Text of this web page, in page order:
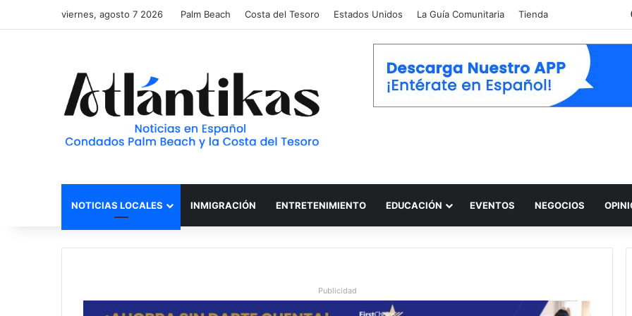
viernes, agosto 7 2026 Palm Beach Costa del Tesoro Estados Unidos La Guía Comunitaria Tienda
NOTICIAS LOCALES INMIGRACIÓN ENTRETENIMIENTO EDUCACIÓN EVENTOS NEGOCIOS
Publicidad